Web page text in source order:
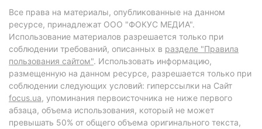
Все права на материалы, опубликованные на данном
ресурсе, принадлежат ООО "ФОКУС МЕДИА".
Использование материалов разрешается только при
соблюдении требований, описанных в разделе "Правила
пользования сайтом". Использовать информацию,
размещенную на данном ресурсе, разрешается только при
соблюдении следующих условий: гиперссылки на Сайт
focus.ua, упоминания первоисточника не ниже первого
абзаца, объема использования, который не может
превышать 50% от общего объема оригинального текста,